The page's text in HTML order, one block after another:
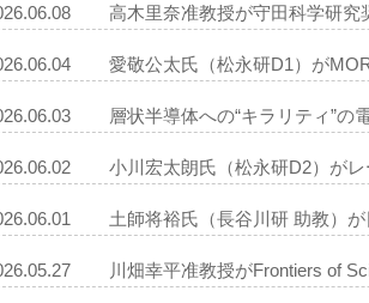
高木里奈准教授が守田科学研究
愛敬公太氏（松永研D1）が
層状半導体への“キラリティ”の
小川宏太朗氏（松永研D2）が
土師将裕氏（長谷川研 助教）
川畑幸平准教授がFrontiers of